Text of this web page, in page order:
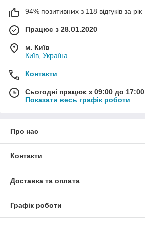
94% позитивних з 118 відгуків за рік
Працює з 28.01.2020
м. Київ
Київ, Україна
Контакти
Сьогодні працює з 09:00 до 17:00
Показати весь графік роботи
Про нас
Контакти
Доставка та оплата
Графік роботи